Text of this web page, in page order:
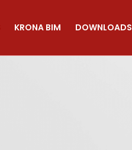
KRONA BIM DOWNLOADS